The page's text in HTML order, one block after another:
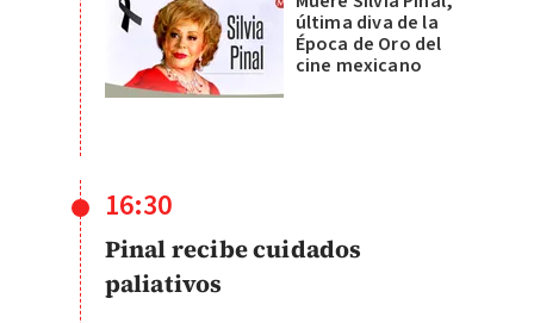
última diva de la
Época de Oro del
cine mexicano
16:30
Pinal recibe cuidados
paliativos